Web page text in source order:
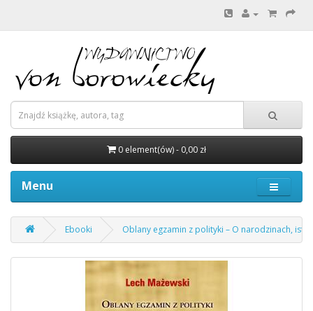
0 element(ów) - 0,00 zł
Menu
Ebooki Oblany egzamin z polityki – O narodzinach,